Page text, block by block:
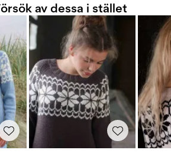
av dessa i stället